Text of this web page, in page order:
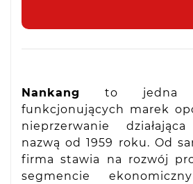
Nankang
to jedna z
funkcjonujących marek
nieprzerwanie
nazwą od 1959 roku. Od
firma stawia na rozwój
segmencie